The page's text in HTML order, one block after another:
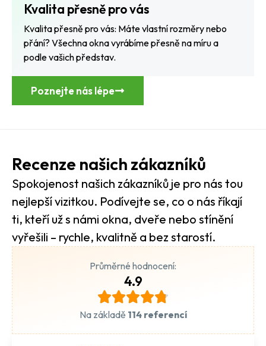
Kvalita přesně pro vás
Kvalita přesně pro vás: Máte vlastní rozměry nebo
přání? Všechna okna vyrábíme přesně na míru a
podle vašich představ.
Poznejte nás lépe
Recenze našich zákazníků
Spokojenost našich zákazníků je pro nás tou
nejlepší vizitkou. Podívejte se, co o nás říkají
ti, kteří už s námi okna, dveře nebo stínění
vyřešili – rychle, kvalitně a bez starostí.
Průměrné hodnocení:
4.9
Na základě 114 referencí